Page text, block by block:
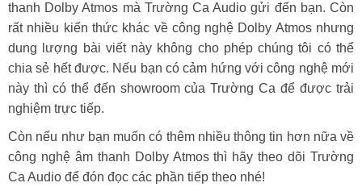
thanh Dolby Atmos mà Trường Ca Audio gửi đến bạn. Còn
rất nhiều kiến thức khác về công nghệ Dolby Atmos nhưng
dung lượng bài viết này không cho phép chúng tôi có thể
chia sẻ hết được. Nếu bạn có cảm hứng với công nghệ mới
này thì có thể đến showroom của Trường Ca để được trải
nghiệm trực tiếp.
Còn nếu như bạn muốn có thêm nhiều thông tin hơn nữa về
công nghệ âm thanh Dolby Atmos thì hãy theo dõi Trường
Ca Audio để đón đọc các phần tiếp theo nhé!